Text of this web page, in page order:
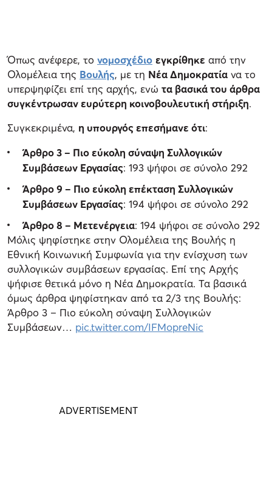
Όπως ανέφερε, το νομοσχέδιο εγκρίθηκε από την
Ολομέλεια της Βουλής, με τη Νέα Δημοκρατία να το
υπερψηφίζει επί της αρχής, ενώ τα βασικά του άρθρα
συγκέντρωσαν ευρύτερη κοινοβουλευτική στήριξη.
Συγκεκριμένα, η υπουργός επεσήμανε ότι:
Άρθρο 3 – Πιο εύκολη σύναψη Συλλογικών
Συμβάσεων Εργασίας: 193 ψήφοι σε σύνολο 292
Άρθρο 9 – Πιο εύκολη επέκταση Συλλογικών
Συμβάσεων Εργασίας: 194 ψήφοι σε σύνολο 292
Άρθρο 8 – Μετενέργεια: 194 ψήφοι σε σύνολο 292
Μόλις ψηφίστηκε στην Ολομέλεια της Βουλής η
Εθνική Κοινωνική Συμφωνία για την ενίσχυση των
συλλογικών συμβάσεων εργασίας. Επί της Αρχής
ψήφισε θετικά μόνο η Νέα Δημοκρατία. Τα βασικά
όμως άρθρα ψηφίστηκαν από τα 2/3 της Βουλής:
Άρθρο 3 – Πιο εύκολη σύναψη Συλλογικών
Συμβάσεων… pic.twitter.com/IFMopreNic